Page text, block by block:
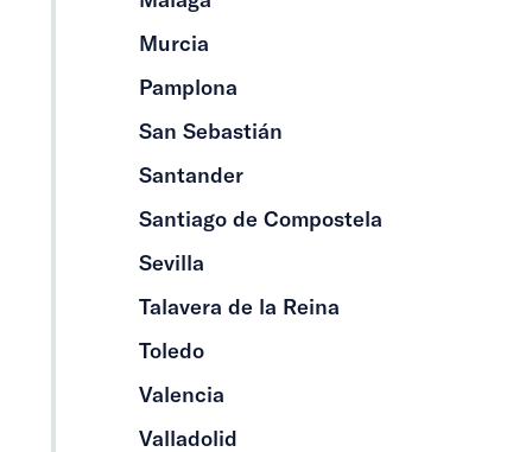
Murcia
Pamplona
San Sebastián
Santander
Santiago de Compostela
Sevilla
Talavera de la Reina
Toledo
Valencia
Valladolid